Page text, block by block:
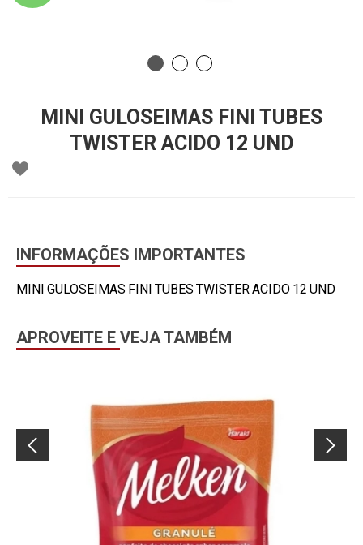
MINI GULOSEIMAS FINI TUBES
TWISTER ACIDO 12 UND
INFORMAÇÕES IMPORTANTES
MINI GULOSEIMAS FINI TUBES TWISTER ACIDO 12 UND
APROVEITE E VEJA TAMBÉM